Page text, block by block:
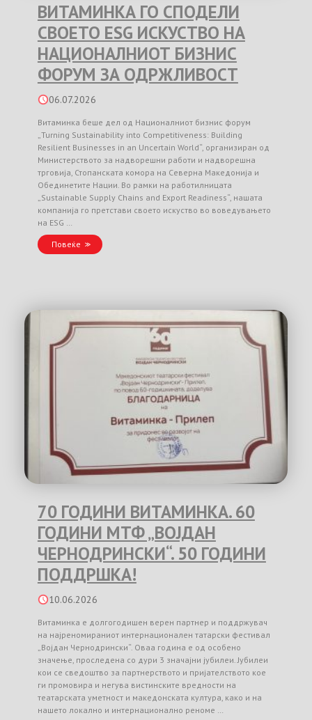
ВИТАМИНКА ГО СПОДЕЛИ
СВОЕТО ESG ИСКУСТВО НА
НАЦИОНАЛНИОТ БИЗНИС
ФОРУМ ЗА ОДРЖЛИВОСТ
06.07.2026
Витаминка беше дел од Националниот бизнис форум
„Turning Sustainability into Competitiveness: Building
Resilient Businesses in an Uncertain World“, организиран од
Министерството за надворешни работи и надворешна
трговија, Стопанската комора на Северна Македонија и
Обединетите Нации. Во рамки на работилницата
„Sustainable Supply Chains and Export Readiness“, нашата
компанија го претстави своето искуство во воведувањето
на ESG …
Повеќе
70 ГОДИНИ ВИТАМИНКА. 60
ГОДИНИ МТФ „ВОЈДАН
ЧЕРНОДРИНСКИ“. 50 ГОДИНИ
ПОДДРШКА!
10.06.2026
Витаминка е долгогодишен верен партнер и поддржувач
на најреномираниот интернационален татарски фестивал
„Војдан Чернодрински“. Оваа година е од особено
значење, проследена со дури 3 значајни јубилеи. Јубилеи
кои се сведоштво за партнерството и пријателството кое
ги промовира и негува вистинските вредности на
театарската уметност и македонската култура, како и на
нашето локално и интернационално реноме …